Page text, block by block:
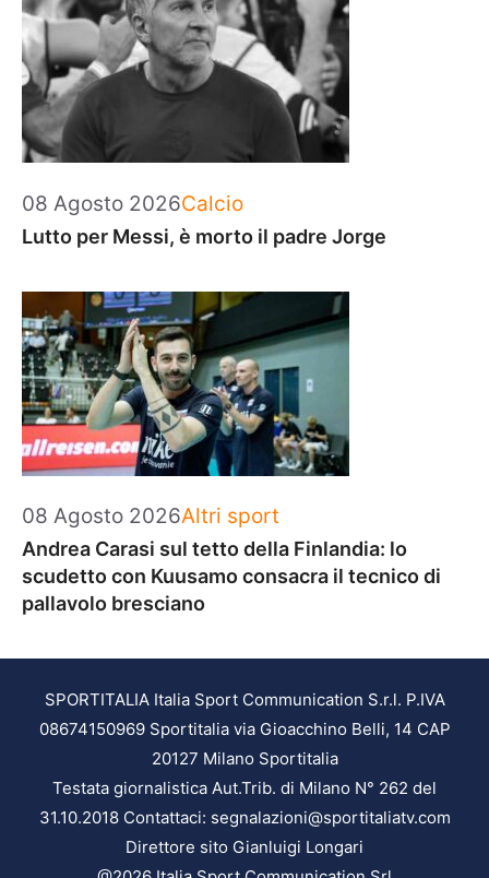
08 Agosto 2026Categorie
Calcio
Lutto per Messi, è morto il padre Jorge
08 Agosto 2026Categorie
Altri sport
Andrea Carasi sul tetto della Finlandia: lo
scudetto con Kuusamo consacra il tecnico di
pallavolo bresciano
SPORTITALIA Italia Sport Communication S.r.l. P.IVA
08674150969 Sportitalia via Gioacchino Belli, 14 CAP
20127 Milano Sportitalia
Testata giornalistica Aut.Trib. di Milano N° 262 del
31.10.2018 Contattaci: segnalazioni@sportitaliatv.com
Direttore sito Gianluigi Longari